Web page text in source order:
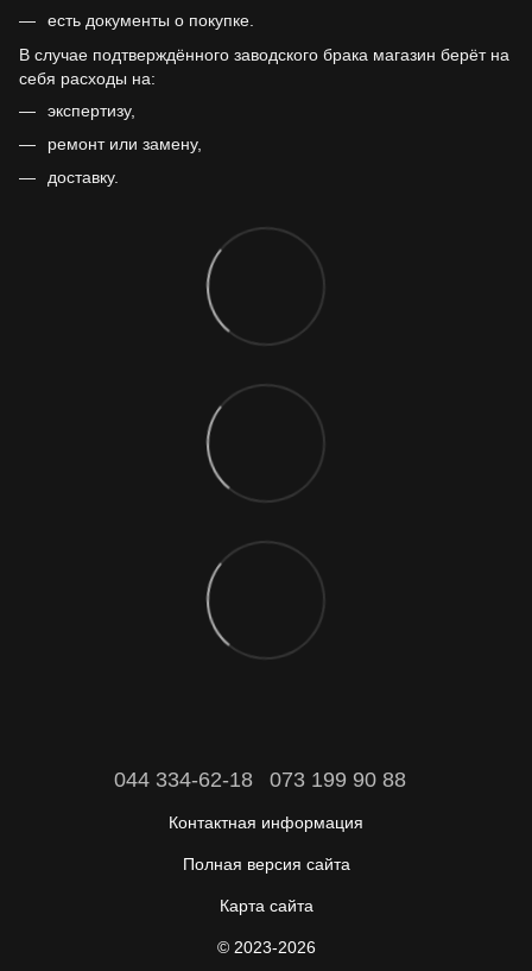
есть документы о покупке.
В случае подтверждённого заводского брака магазин берёт на
себя расходы на:
экспертизу,
ремонт или замену,
доставку.
044 334-62-18 073 199 90 88
Контактная информация
Полная версия сайта
Карта сайта
© 2023-2026